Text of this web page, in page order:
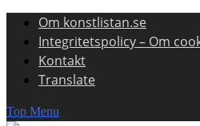
Skip
content
Om konstlistan.se
Integritetspolicy – Om
Kontakt
Translate
Top Menu